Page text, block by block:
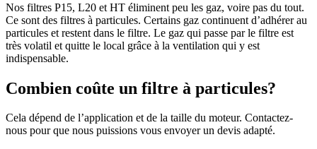
Nos filtres P15, L20 et HT éliminent peu les gaz, voire pas du tout.
Ce sont des filtres à particules. Certains gaz continuent d’adhérer au
particules et restent dans le filtre. Le gaz qui passe par le filtre est
très volatil et quitte le local grâce à la ventilation qui y est
indispensable.
Combien coûte un filtre à particules?
Cela dépend de l’application et de la taille du moteur. Contactez-
nous pour que nous puissions vous envoyer un devis adapté.